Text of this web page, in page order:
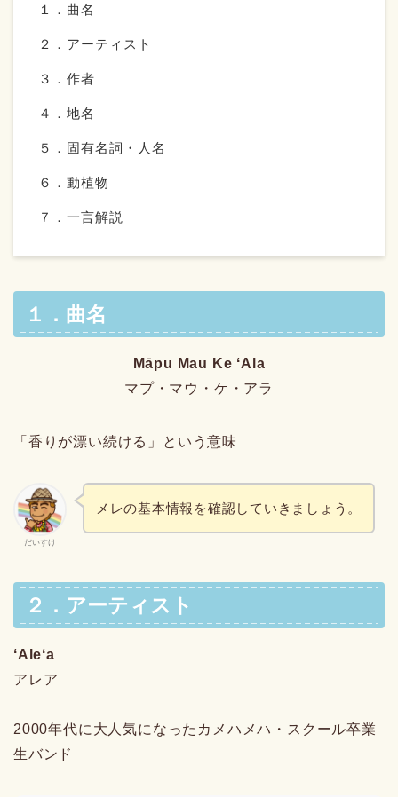
１．曲名
２．アーティスト
３．作者
４．地名
５．固有名詞・人名
６．動植物
７．一言解説
１．曲名
Māpu Mau Ke ʻAla
マプ・マウ・ケ・アラ
「香りが漂い続ける」という意味
だいすけ
メレの基本情報を確認していきましょう。
２．アーティスト
ʻAleʻa
アレア
2000年代に大人気になったカメハメハ・スクール卒業
生バンド